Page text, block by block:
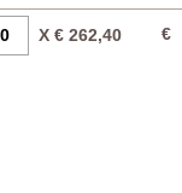
X € 262,40 €